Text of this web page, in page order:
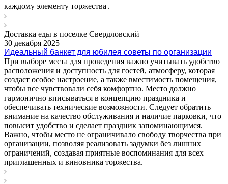
каждому элементу торжества․
Доставка еды в поселке Свердловский
30 декабря 2025
Идеальный банкет для юбилея советы по организации
При выборе места для проведения важно учитывать удобство
расположения и доступность для гостей, атмосферу, которая
создаст особое настроение, а также вместимость помещения,
чтобы все чувствовали себя комфортно. Место должно
гармонично вписываться в концепцию праздника и
обеспечивать технические возможности. Следует обратить
внимание на качество обслуживания и наличие парковки, что
повысит удобство и сделает праздник запоминающимся.
Важно, чтобы место не ограничивало свободу творчества при
организации, позволяя реализовать задумки без лишних
ограничений, создавая приятные воспоминания для всех
приглашенных и виновника торжества.